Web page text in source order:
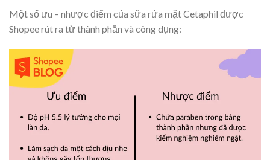
Một số ưu – nhược điểm của sữa rửa mặt Cetaphil được
Shopee rút ra từ thành phần và công dụng: